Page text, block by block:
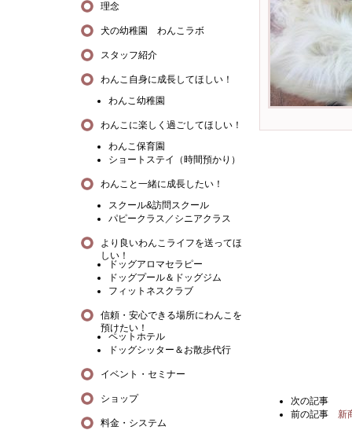
次の記事
前の記事 新
理念
犬の幼稚園 わんこラボ
スタッフ紹介
わんこ自身に成長してほしい！
わんこ幼稚園
わんこに楽しく過ごしてほしい！
わんこ保育園
ショートステイ（時間預かり）
わんこと一緒に成長したい！
スクール&訪問スクール
パピークラス／シニアクラス
より良いわんこライフを送ってほ
しい！
ドッグアロマセラピー
ドッグプール＆ドッグジム
フィットネスクラブ
信頼・安心できる場所にわんこを
預けたい！
ペットホテル
ドッグシッター＆お散歩代行
イベント・セミナー
ショップ
料金・システム